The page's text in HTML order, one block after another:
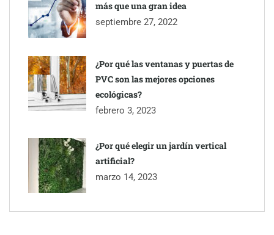
más que una gran idea
septiembre 27, 2022
¿Por qué las ventanas y puertas de
PVC son las mejores opciones
ecológicas?
febrero 3, 2023
¿Por qué elegir un jardín vertical
artificial?
marzo 14, 2023